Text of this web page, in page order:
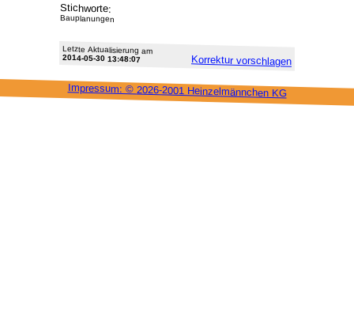
Stichworte:
Bauplanungen
Letzte Aktu­alisie­rung am
2014-05-30 13:48:07 Korrektur vor­schlagen
Impressum: © 2026-2001 Heinzel­männchen KG